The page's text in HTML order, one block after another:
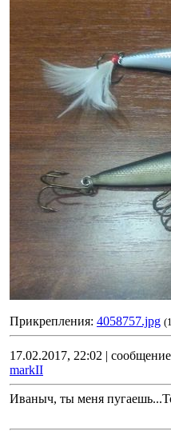
Прикрепления: 4058757.jpg
17.02.2017, 22:02 |
markII
Иваныч, ты меня